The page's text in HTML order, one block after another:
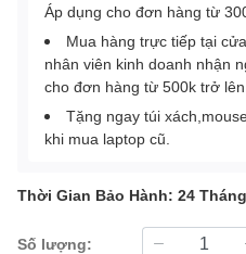
Áp dụng cho đơn hàng từ
Mua hàng trực tiếp tại
nhân viên kinh doanh nhận
cho đơn hàng từ 500k trở
Tặng ngay túi
khi mua laptop cũ.
Thời Gian Bảo Hành: 24 Tháng
Số lượng: